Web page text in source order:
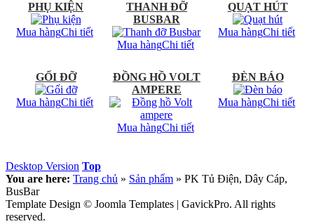
PHỤ KIỆN
Mua hàngChi tiết
THANH ĐỠ
BUSBAR
Mua hàngChi tiết
QUẠT HÚT
Mua hàngChi tiết
GỐI ĐỠ
Mua hàngChi tiết
ĐỒNG HỒ VOLT
AMPERE
Mua hàngChi tiết
ĐÈN BÁO
Mua hàngChi tiết
Desktop Version Top
You are here: Trang chủ » Sản phẩm » PK Tủ Điện, Dây Cáp,
BusBar
Template Design © Joomla Templates | GavickPro. All rights
reserved.